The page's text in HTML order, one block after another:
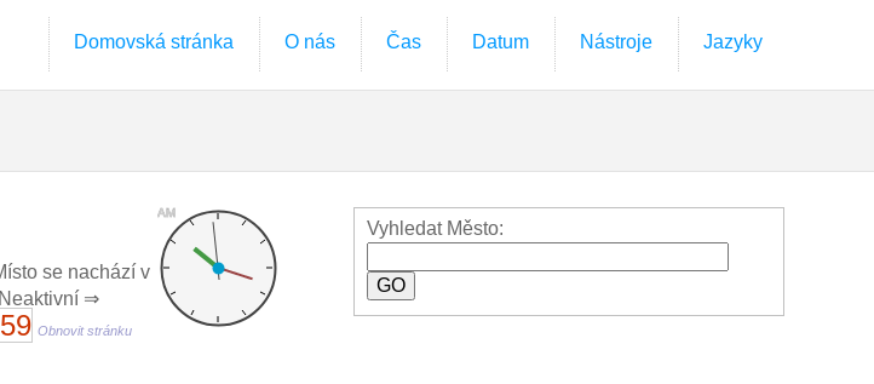
Domovská stránka O nás Čas Datum Nástroje Jazyky
AM
se nachází v
⇒
Obnovit stránku
Vyhledat Město: